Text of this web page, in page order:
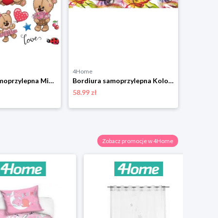
Dekoracja samoprzylepna Misie, 30 x 30 cm 4-Home
4Home
Bordiura samoprzylepna Kolorowy dym, 500 x 14 cm 4-Home
58.99 zł
Zobacz promocje w 4Home